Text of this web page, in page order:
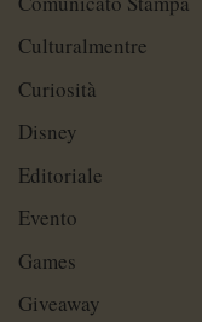
Culturalmentre
Curiosità
Disney
Editoriale
Evento
Games
Giveaway